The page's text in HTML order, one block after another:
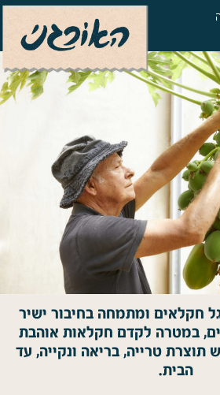
חקלאים ומתמחה בחיבור ישיר
במטרה לקדם חקלאות אוהבת
תוצרת טרייה, בריאה ונקייה, עד
הבית.